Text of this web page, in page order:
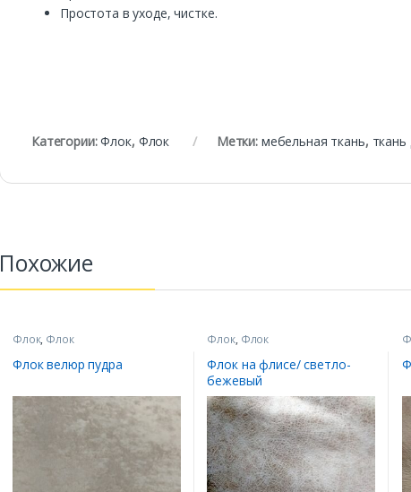
Простота в уходе, чистке.
Категории:Флок, Флок Метки: мебельная ткань,
Похожие
Флок, Флок
Флок велюр пудра
Флок, Флок
Флок на флисе/ светло-
бежевый